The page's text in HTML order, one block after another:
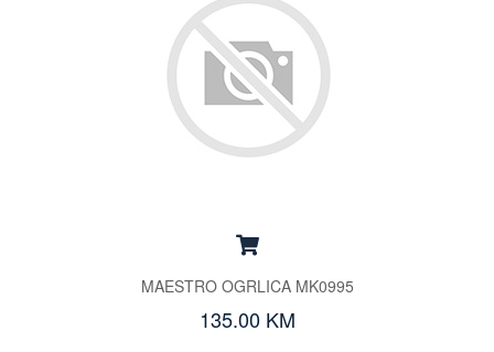
MAESTRO OGRLICA MK0995
135.00 KM